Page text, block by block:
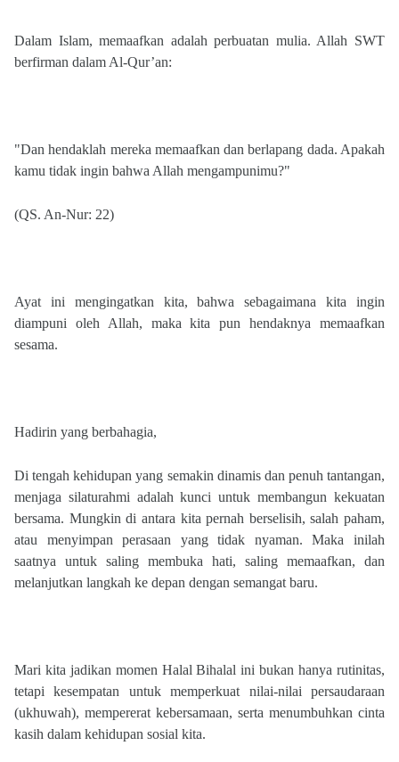
Dalam Islam, memaafkan adalah perbuatan mulia. Allah SWT
berfirman dalam Al-Qur’an:
"Dan hendaklah mereka memaafkan dan berlapang dada. Apakah
kamu tidak ingin bahwa Allah mengampunimu?"
(QS. An-Nur: 22)
Ayat ini mengingatkan kita, bahwa sebagaimana kita ingin
diampuni oleh Allah, maka kita pun hendaknya memaafkan
sesama.
Hadirin yang berbahagia,
Di tengah kehidupan yang semakin dinamis dan penuh tantangan,
menjaga silaturahmi adalah kunci untuk membangun kekuatan
bersama. Mungkin di antara kita pernah berselisih, salah paham,
atau menyimpan perasaan yang tidak nyaman. Maka inilah
saatnya untuk saling membuka hati, saling memaafkan, dan
melanjutkan langkah ke depan dengan semangat baru.
Mari kita jadikan momen Halal Bihalal ini bukan hanya rutinitas,
tetapi kesempatan untuk memperkuat nilai-nilai persaudaraan
(ukhuwah), mempererat kebersamaan, serta menumbuhkan cinta
kasih dalam kehidupan sosial kita.